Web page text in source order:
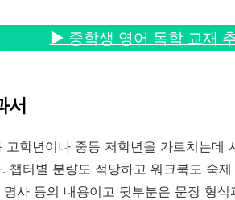
▶ 중학생 영어 독학 교재
서
고학년이나 중등 저학년을 가르치는데
챕터별 분량도 적당하고 워크북도 숙
사 등의 내용이고 뒷부분은 문장 형